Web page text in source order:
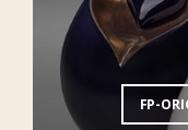
FP-